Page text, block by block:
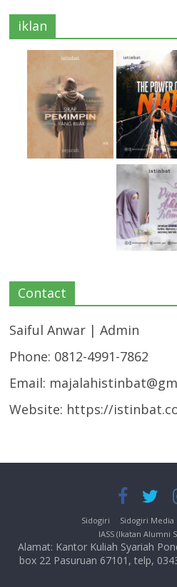
iklan
Contact
Saiful Anwar | Admin
Phone: 0812-4991-7862
Email:
Website: https://
Sidogiri Sidogiri Media
IASS (Ikatan Alumni
Alamat: Kantor Kuliah Syariah
box 22 Pasuruan 67101, telp,